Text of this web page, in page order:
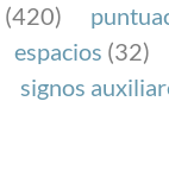
(420)
espacios (32)
signos